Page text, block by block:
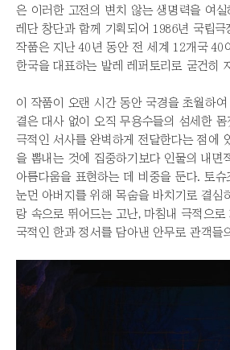
은 이러한 고전의 변치 않는 생명력을 여
레단 창단과 함께 기획되어 1986년 국립극
작품은 지난 40년 동안 전 세계 12개국 40
한국을 대표하는 발레 레퍼토리로 굳건히
이 작품이 오랜 시간 동안 국경을 초월하여
결은 대사 없이 오직 무용수들의 섬세한 몸
극적인 서사를 완벽하게 전달한다는 점에
을 뽐내는 것에 집중하기보다 인물의 내면
아름다움을 표현하는 데 비중을 둔다. 토
눈먼 아버지를 위해 목숨을 바치기로 결심
랑 속으로 뛰어드는 고난, 마침내 극적으
국적인 한과 정서를 담아낸 안무로 관객들